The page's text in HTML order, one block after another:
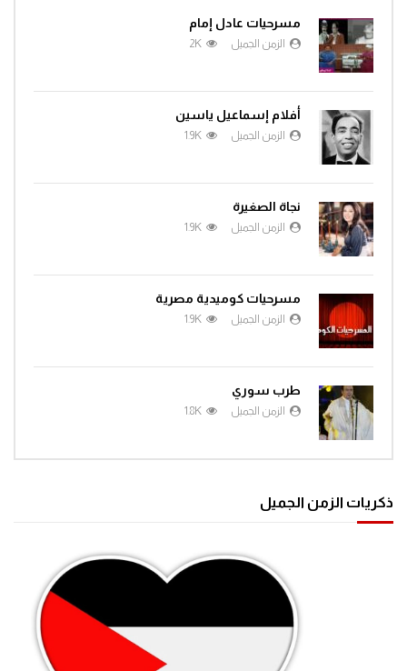
مسرحيات عادل إمام
الزمن الجميل 2K
أفلام إسماعيل ياسين
الزمن الجميل 1.9K
نجاة الصغيرة
الزمن الجميل 1.9K
مسرحيات كوميدية مصرية
الزمن الجميل 1.9K
طرب سوري
الزمن الجميل 1.8K
ذكريات الزمن الجميل